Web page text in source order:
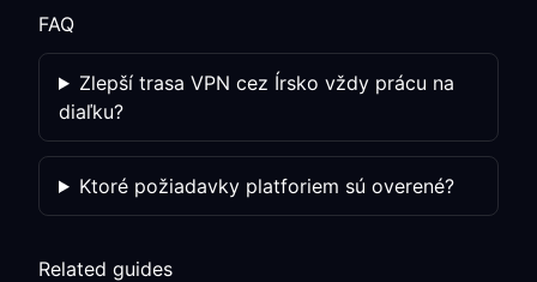
FAQ
Zlepší trasa VPN cez Írsko vždy prácu na
diaľku?
Ktoré požiadavky platforiem sú overené?
Related guides